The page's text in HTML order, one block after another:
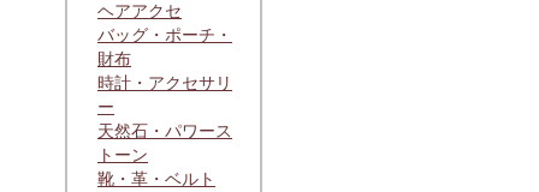
ヘアアクセ
バッグ・ポーチ・
財布
時計・アクセサリ
ー
天然石・パワース
トーン
靴・革・ベルト